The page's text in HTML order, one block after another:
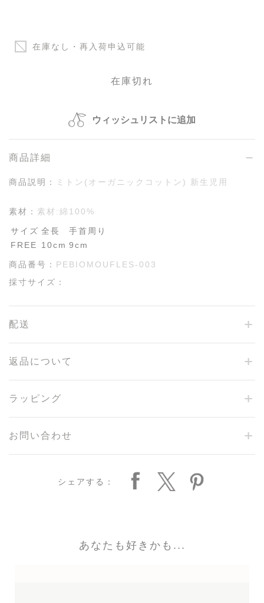
在庫なし・再入荷申込可能
在庫切れ
ウィッシュリストに追加
商品詳細
商品説明： ミトン(オーガニックコットン) 新生児用
素材： 素材:綿100%
サイズ 全長
手首周り
FREE
10cm 9cm
商品番号： PEBIOMOUFLES-003
採寸サイズ：
配送
返品について
ラッピング
お問い合わせ
シェアする：
あなたも好きかも...